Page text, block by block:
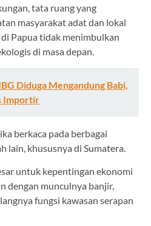
tata ruang yang
masyarakat adat dan lokal
Papua tidak menimbulkan
di masa depan.
Diduga Mengandung Babi,
Importir
berkaca pada berbagai
lain, khususnya di Sumatera.
untuk kepentingan ekonomi
dengan munculnya banjir,
fungsi kawasan serapan